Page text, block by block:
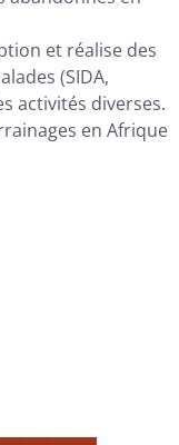
et réalise des
(SIDA,
activités diverses.
en Afrique